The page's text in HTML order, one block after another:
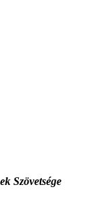
Szövetsége